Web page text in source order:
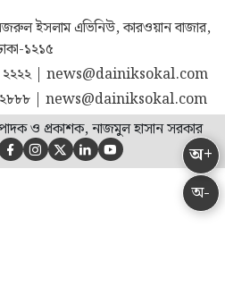
অ-
অ+
ইসলাম এভিনিউ, কারওয়ান বাজার,
১২১৫
| news@dainiksokal.com
| news@dainiksokal.com
ও প্রকাশক, নাজমুল হাসান সরকার
    